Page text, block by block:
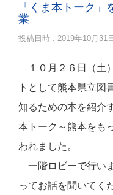
「くま本トーク
業
投稿日時 : 2019年10月31
１０月２６日（土
トとして熊本県立図
知るための本を紹介
本トーク～熊本をも
われました。
一階ロビーで行い
ってお話を聞いてく